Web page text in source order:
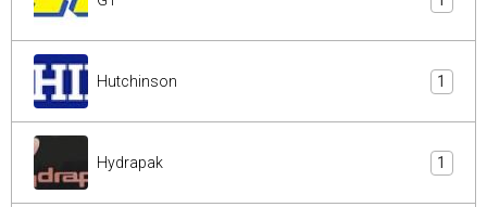
Hutchinson 1
Hydrapak 1